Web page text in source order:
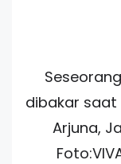
dibakar
Arjuna,